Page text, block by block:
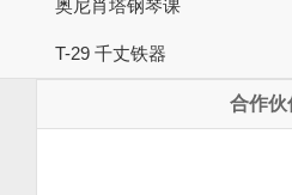
奥尼肖塔钢琴课
T-29 千丈铁器
合作伙